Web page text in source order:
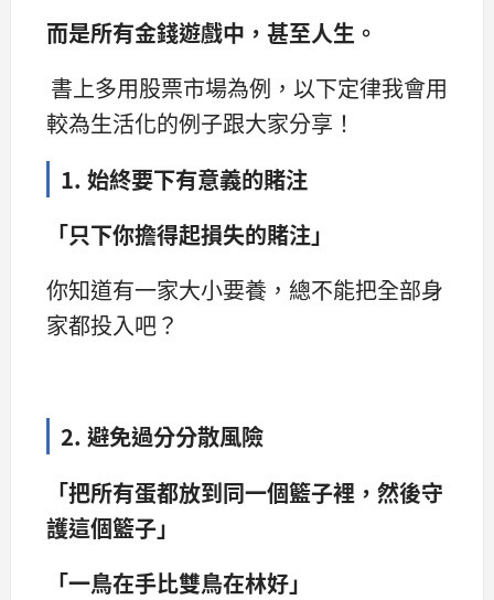
而是所有金錢遊戲中，甚至人生。
書上多用股票市場為例，以下定律我會用
較為生活化的例子跟大家分享！
1. 始終要下有意義的賭注
「只下你擔得起損失的賭注」
你知道有一家大小要養，總不能把全部身
家都投入吧？
2. 避免過分分散風險
「把所有蛋都放到同一個籃子裡，然後守
護這個籃子」
「一鳥在手比雙鳥在林好」